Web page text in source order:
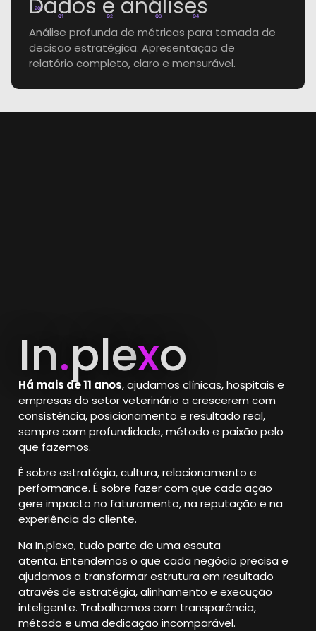
20k
Q1
Q2 Q3 Q4
Dados e análises
Análise profunda de métricas para tomada de
decisão estratégica. Apresentação de
relatório completo, claro e mensurável.
In.plexo
Há mais de 11 anos, ajudamos clínicas, hospitais e
empresas do setor veterinário a crescerem com
consistência, posicionamento e resultado real,
sempre com profundidade, método e paixão pelo
que fazemos.
É sobre estratégia, cultura, relacionamento e
performance. É sobre fazer com que cada ação
gere impacto no faturamento, na reputação e na
experiência do cliente.
Na In.plexo, tudo parte de uma escuta
atenta. Entendemos o que cada negócio precisa e
ajudamos a transformar estrutura em resultado
através de estratégia, alinhamento e execução
inteligente. Trabalhamos com transparência,
método e uma dedicação incomparável.